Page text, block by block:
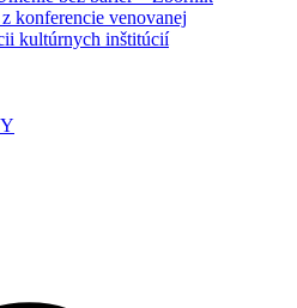
konferencie venovanej
kultúrnych inštitúcií